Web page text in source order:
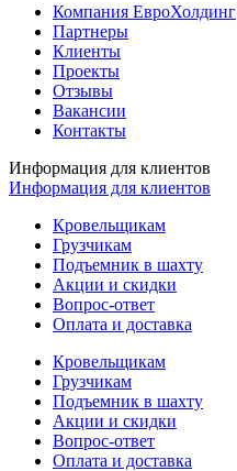
Компания ЕвроХолдинг
Партнеры
Клиенты
Проекты
Отзывы
Вакансии
Контакты
Информация для клиентов
Информация для клиентов
Кровельщикам
Грузчикам
Подъемник в шахту
Акции и скидки
Вопрос-ответ
Оплата и доставка
Кровельщикам
Грузчикам
Подъемник в шахту
Акции и скидки
Вопрос-ответ
Оплата и доставка